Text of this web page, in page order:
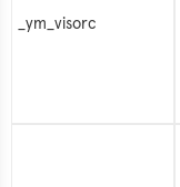
_ym_visorc